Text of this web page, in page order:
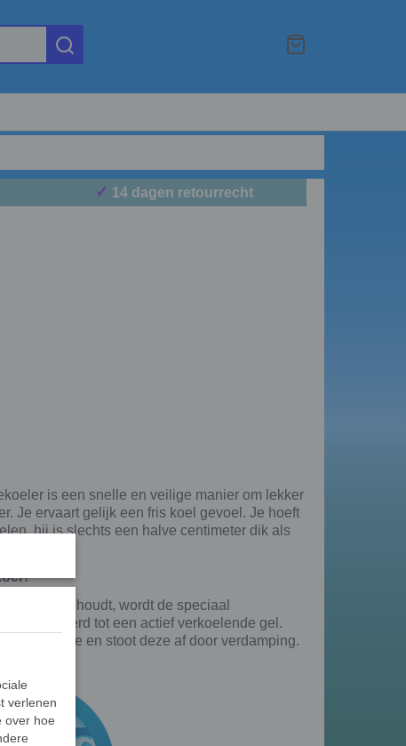
✓ 14 dagen retourrecht
is een snelle en veilige manier om lekker
Je ervaart gelijk een fris koel gevoel. Je hoeft
hij is slechts een halve centimeter dik als
water houdt, wordt de speciaal
geactiveerd tot een actief verkoelende gel.
en stoot deze af door verdamping.
verlenen
over hoe